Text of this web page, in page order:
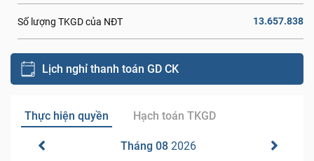
Số lượng TKGD của NĐT 13.657.838
Lịch nghỉ thanh toán GD CK
Thực hiện quyền Hạch toán TKGD
Tháng 08 2026